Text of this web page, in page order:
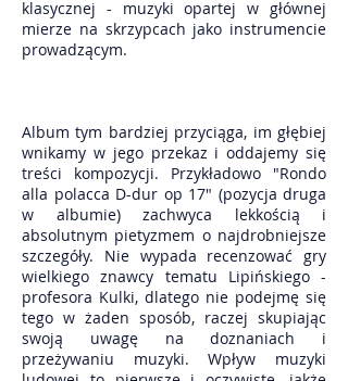
klasycznej - muzyki opartej w głównej
mierze na skrzypcach jako instrumencie
prowadzącym.
Album tym bardziej przyciąga, im głębiej
wnikamy w jego przekaz i oddajemy się
treści kompozycji. Przykładowo "Rondo
alla polacca D-dur op 17" (pozycja druga
w albumie) zachwyca lekkością i
absolutnym pietyzmem o najdrobniejsze
szczegóły. Nie wypada recenzować gry
wielkiego znawcy tematu Lipińskiego -
profesora Kulki, dlatego nie podejmę się
tego w żaden sposób, raczej skupiając
swoją uwagę na doznaniach i
przeżywaniu muzyki. Wpływ muzyki